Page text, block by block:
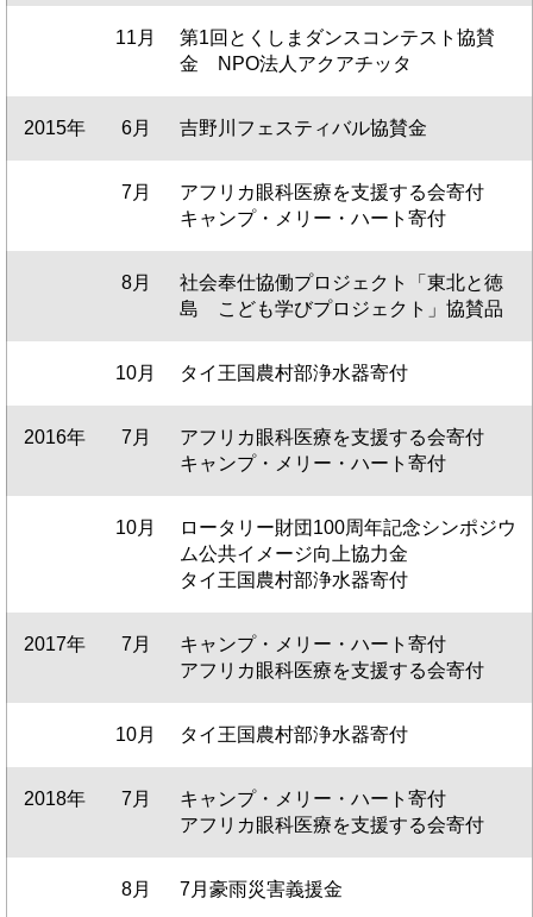
11月
第1回とくしまダンスコンテスト協賛
金 NPO法人アクアチッタ
2015年 6月 吉野川フェスティバル協賛金
7月
アフリカ眼科医療を支援する会寄付
キャンプ・メリー・ハート寄付
8月
社会奉仕協働プロジェクト「東北と徳
島 こども学びプロジェクト」協賛品
10月 タイ王国農村部浄水器寄付
2016年 7月
アフリカ眼科医療を支援する会寄付
キャンプ・メリー・ハート寄付
10月
ロータリー財団100周年記念シンポジウ
ム公共イメージ向上協力金
タイ王国農村部浄水器寄付
2017年 7月
キャンプ・メリー・ハート寄付
アフリカ眼科医療を支援する会寄付
10月 タイ王国農村部浄水器寄付
2018年 7月
キャンプ・メリー・ハート寄付
アフリカ眼科医療を支援する会寄付
8月 7月豪雨災害義援金